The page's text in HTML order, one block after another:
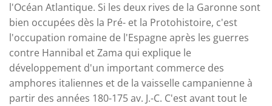
l'Océan Atlantique. Si les deux rives de la Garonne sont
bien occupées dès la Pré- et la Protohistoire, c'est
l'occupation romaine de l'Espagne après les guerres
contre Hannibal et Zama qui explique le
développement d'un important commerce des
amphores italiennes et de la vaisselle campanienne à
partir des années 180-175 av. J.-C. C'est avant tout le